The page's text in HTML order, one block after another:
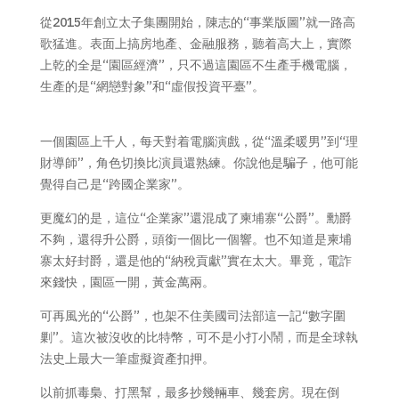
從2015年創立太子集團開始，陳志的“事業版圖”就一路高
歌猛進。表面上搞房地產、金融服務，聽着高大上，實際
上乾的全是“園區經濟”，只不過這園區不生產手機電腦，
生產的是“網戀對象”和“虛假投資平臺”。
一個園區上千人，每天對着電腦演戲，從“溫柔暖男”到“理
財導師”，角色切換比演員還熟練。你說他是騙子，他可能
覺得自己是“跨國企業家”。
更魔幻的是，這位“企業家”還混成了柬埔寨“公爵”。勳爵
不夠，還得升公爵，頭銜一個比一個響。也不知道是柬埔
寨太好封爵，還是他的“納稅貢獻”實在太大。畢竟，電詐
來錢快，園區一開，黃金萬兩。
可再風光的“公爵”，也架不住美國司法部這一記“數字圍
剿”。這次被沒收的比特幣，可不是小打小鬧，而是全球執
法史上最大一筆虛擬資產扣押。
以前抓毒梟、打黑幫，最多抄幾輛車、幾套房。現在倒